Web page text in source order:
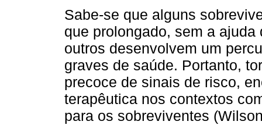
Sabe-se que alguns
que prolongado, sem a
outros desenvolvem um
graves de saúde. Portanto,
precoce de sinais de risco,
terapêutica nos contextos
para os sobreviventes